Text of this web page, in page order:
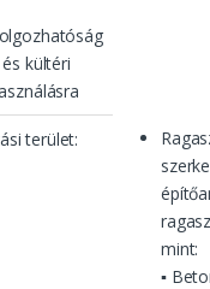
kültéri
terület:
mint:
▪